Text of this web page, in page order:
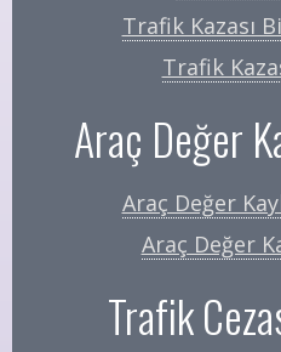
Trafik Kazası
Trafik
Araç Değer
Araç Değer
Araç Değer
Trafik